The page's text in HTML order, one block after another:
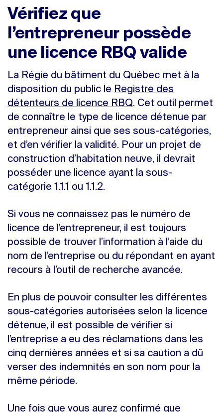
Vérifiez que
l’entrepreneur possède
une licence RBQ valide
La Régie du bâtiment du Québec met à la
disposition du public le Registre des
détenteurs de licence RBQ. Cet outil permet
de connaître le type de licence détenue par
entrepreneur ainsi que ses sous-catégories,
et d’en vérifier la validité. Pour un projet de
construction d’habitation neuve, il devrait
posséder une licence ayant la sous-
catégorie 1.1.1 ou 1.1.2.
Si vous ne connaissez pas le numéro de
licence de l’entrepreneur, il est toujours
possible de trouver l’information à l’aide du
nom de l’entreprise ou du répondant en ayant
recours à l’outil de recherche avancée.
En plus de pouvoir consulter les différentes
sous-catégories autorisées selon la licence
détenue, il est possible de vérifier si
l’entreprise a eu des réclamations dans les
cinq dernières années et si sa caution a dû
verser des indemnités en son nom pour la
même période.
Une fois que vous aurez confirmé que